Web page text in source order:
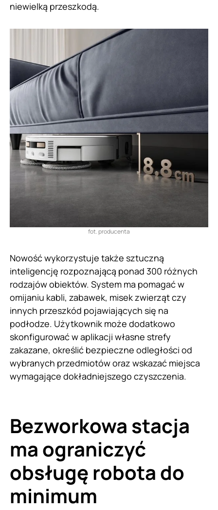
niewielką przeszkodą.
fot. producenta
Nowość wykorzystuje także sztuczną
inteligencję rozpoznającą ponad 300 różnych
rodzajów obiektów. System ma pomagać w
omijaniu kabli, zabawek, misek zwierząt czy
innych przeszkód pojawiających się na
podłodze. Użytkownik może dodatkowo
skonfigurować w aplikacji własne strefy
zakazane, określić bezpieczne odległości od
wybranych przedmiotów oraz wskazać miejsca
wymagające dokładniejszego czyszczenia.
Bezworkowa stacja
ma ograniczyć
obsługę robota do
minimum